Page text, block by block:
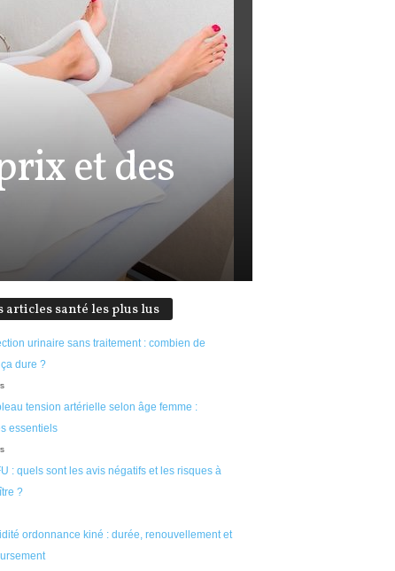
et des
articles santé les plus lus
urinaire sans traitement : combien de
dure ?
tension artérielle selon âge femme :
essentiels
: quels sont les avis négatifs et les risques à
?
ordonnance kiné : durée, renouvellement et